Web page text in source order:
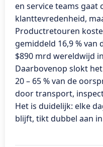
en service teams gaat
klanttevredenheid,
Productretouren
gemiddeld 16,9 % van
$890 mrd wereldwijd
Daarbovenop slokt
20 – 65 % van de
door transport,
Het is duidelijk: elke
blijft, tikt dubbel aan